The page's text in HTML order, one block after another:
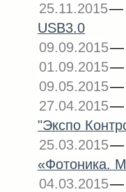
25.11.2015
USB3.0
09.09.2015
01.09.2015
09.05.2015
27.04.2015
"Экспо
25.03.2015
«Фотоника.
04.03.2015